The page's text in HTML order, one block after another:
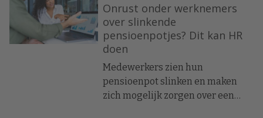
op?” Steeds meer werkgevers
merken dat hun medewerkers
hiermee worstelen. Daarom
kiezen ze ervoor om
pensioenbegeleiding actief aan te
bieden.
Onrust onder werknemers
over slinkende
pensioenpotjes? Dit kan HR
doen
Medewerkers zien hun
pensioenpot slinken en maken
zich mogelijk zorgen over een